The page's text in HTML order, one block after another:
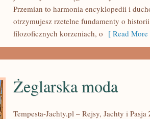
ZACHODU
Przemian to harmonia encyklopedii i
otrzymujesz rzetelne fundamenty o
filozoficznych korzeniach, o [ Read
Żeglarska moda
Tempesta-Jachty.pl – Rejsy, Jachty i